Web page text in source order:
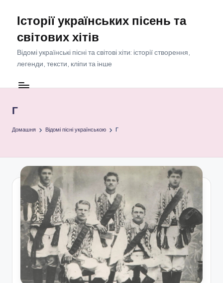
Перейти
вмісту
Історії українських пісень та
світових хітів
Відомі українські пісні та світові хіти: історії створення,
легенди, тексти, кліпи та інше
Г
Домашня Відомі пісні українською Г